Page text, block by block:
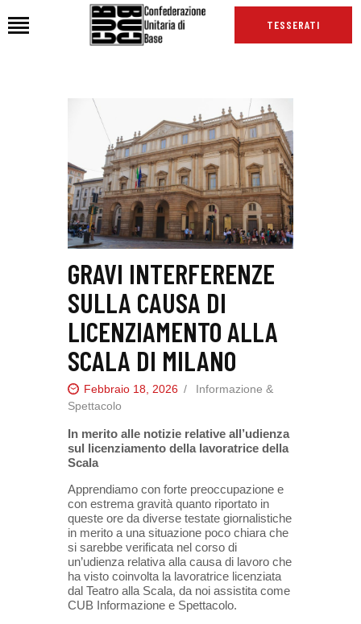
TESSERATI
HOME
CHI SIAMO
SEDI
NEWS
PODCAST CUB
TG CUB
INTERNAZIONALE
RASSEGNA STAMPA
GRAVI INTERFERENZE
SULLA CAUSA DI
LICENZIAMENTO ALLA
SCALA DI MILANO
Febbraio 18, 2026
Informazione &
Spettacolo
In merito alle notizie relative all’udienza
sul licenziamento della lavoratrice della
Scala
Apprendiamo con forte preoccupazione e
con estrema gravità quanto riportato in
queste ore da diverse testate giornalistiche
in merito a una situazione poco chiara che
si sarebbe verificata nel corso di
un’udienza relativa alla causa di lavoro che
ha visto coinvolta la lavoratrice licenziata
dal Teatro alla Scala, da noi assistita come
CUB Informazione e Spettacolo.